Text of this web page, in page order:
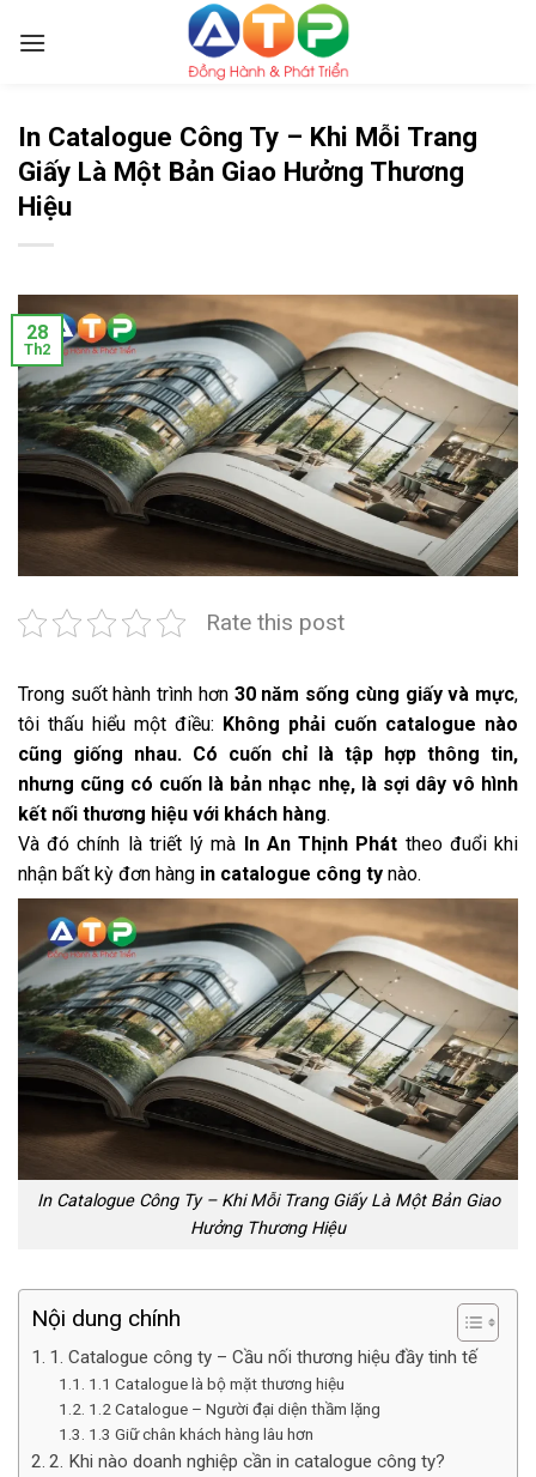
In Catalogue Công Ty – Khi Mỗi Trang
Giấy Là Một Bản Giao Hưởng Thương
Hiệu
28
Th2
Rate this post
Trong suốt hành trình hơn 30 năm sống cùng giấy và mực,
tôi thấu hiểu một điều: Không phải cuốn catalogue nào
cũng giống nhau. Có cuốn chỉ là tập hợp thông tin,
nhưng cũng có cuốn là bản nhạc nhẹ, là sợi dây vô hình
kết nối thương hiệu với khách hàng.
Và đó chính là triết lý mà In An Thịnh Phát theo đuổi khi
nhận bất kỳ đơn hàng in catalogue công ty nào.
In Catalogue Công Ty – Khi Mỗi Trang Giấy Là Một Bản Giao
Hưởng Thương Hiệu
Nội dung chính
1. Catalogue công ty – Cầu nối thương hiệu đầy tinh tế
1.1 Catalogue là bộ mặt thương hiệu
1.2 Catalogue – Người đại diện thầm lặng
1.3 Giữ chân khách hàng lâu hơn
2. Khi nào doanh nghiệp cần in catalogue công ty?